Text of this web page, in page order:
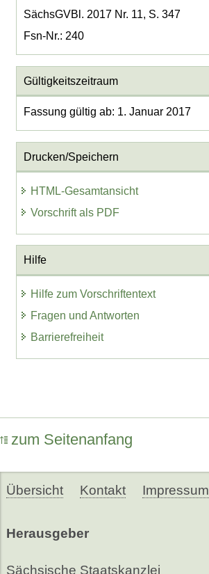
SächsGVBl. 2017 Nr. 11, S. 347
Fsn-Nr.: 240
Gültigkeitszeitraum
Fassung gültig ab: 1. Januar 2017
Drucken/Speichern
HTML-Gesamtansicht
Vorschrift als PDF
Hilfe
Hilfe zum Vorschriftentext
Fragen und Antworten
Barrierefreiheit
zum Seitenanfang
Übersicht Kontakt Impressum
Herausgeber
Sächsische Staatskanzlei